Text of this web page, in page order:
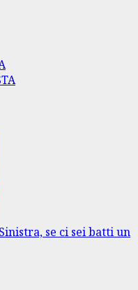
Sinistra, se ci sei batti un